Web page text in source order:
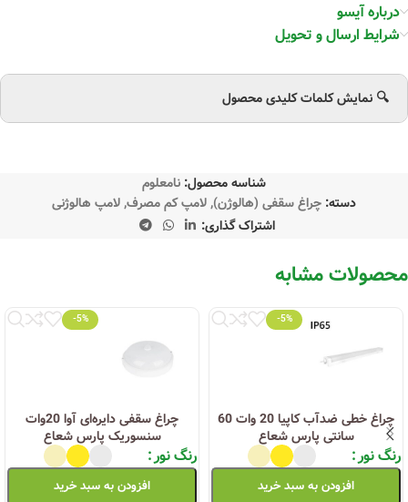
درباره آیسو
شرایط ارسال و تحویل
🔍 نمایش کلمات کلیدی محصول
شناسه محصول: نامعلوم
دسته: چراغ سقفی (هالوژن),لامپ کم مصرف,لامپ هالوژنی
اشتراک گذاری:
محصولات مشابه
-5%
چراغ خطی ضدآب کاپیا 20 وات 60
سانتی پارس شعاع
رنگ نور
افزودن به سبد خرید
-5%
چراغ سقفی دایره‌ای آوا 20وات
سنسوریک پارس شعاع
رنگ نور
افزودن به سبد خرید